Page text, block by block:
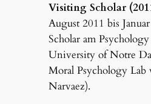
Visiting Scholar
August 2011 bis
Scholar am
University of Notre
Moral Psychology Lab
Narvaez).